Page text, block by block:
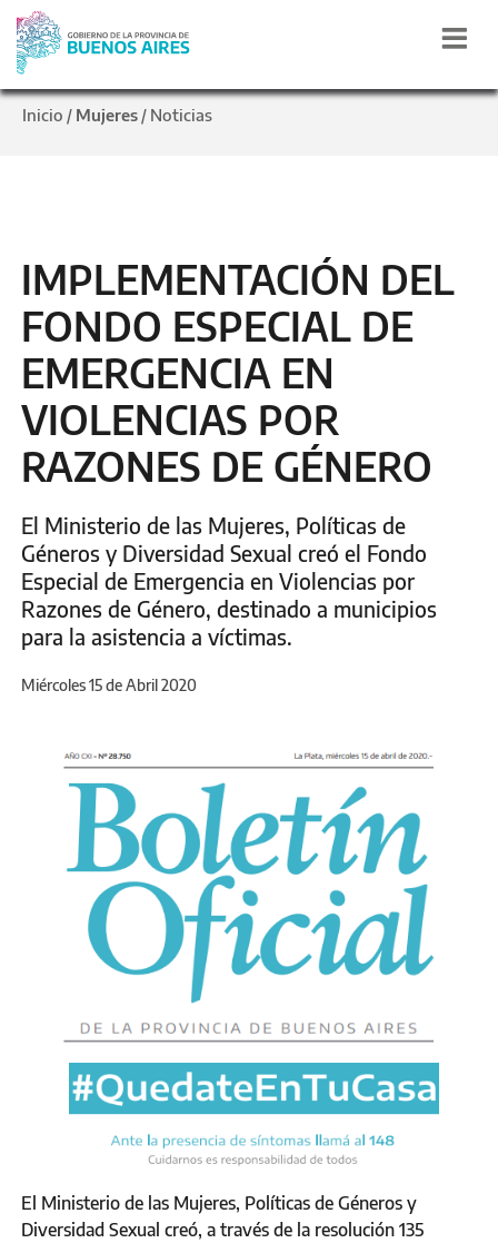
Inicio / Mujeres / Noticias
IMPLEMENTACIÓN DEL
FONDO ESPECIAL DE
EMERGENCIA EN
VIOLENCIAS POR
RAZONES DE GÉNERO
El Ministerio de las Mujeres, Políticas de
Géneros y Diversidad Sexual creó el Fondo
Especial de Emergencia en Violencias por
Razones de Género, destinado a municipios
para la asistencia a víctimas.
Miércoles 15 de Abril 2020
El Ministerio de las Mujeres, Políticas de Géneros y
Diversidad Sexual creó, a través de la resolución 135